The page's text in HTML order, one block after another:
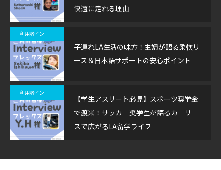
快適に走れる理由
利用者インタビュー
子連れLA生活の味方！主婦が語る柔軟リ
ース＆日本語サポートの安心ポイント
利用者インタビュー
【学生アスリート必見】スポーツ奨学金
で渡米！サッカー奨学生が語るカーリー
スで広がるLA留学ライフ